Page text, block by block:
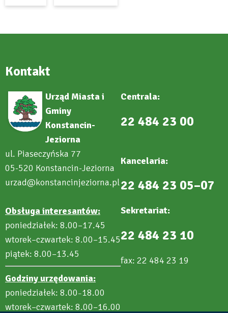
Kontakt
Urząd Miasta i
Gminy
Konstancin-
Jeziorna
ul. Piaseczyńska 77
05-520 Konstancin-Jeziorna
urzad@konstancinjeziorna.pl
Obsługa interesantów:
poniedziałek: 8.00–17.45
wtorek–czwartek: 8.00–15.45
piątek: 8.00–13.45
Godziny urzędowania:
poniedziałek: 8.00–18.00
wtorek–czwartek: 8.00–16.00
Centrala:
22 484 23 00
Kancelaria:
22 484 23 05–07
Sekretariat:
22 484 23 10
fax: 22 484 23 19